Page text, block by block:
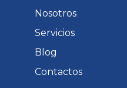
Nosotros
Servicios
Blog
Contactos